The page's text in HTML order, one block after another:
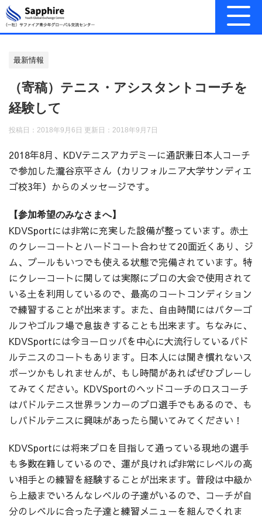
最新情報
（寄稿）テニス・アシスタントコーチを
経験して
投稿日：2018年9月6日 更新日： 2018年9月7日
2018年8月、KDVテニスアカデミーに通訳兼日本人コーチ
で参加した瀧谷京平さん（カリフォルニア大学サンディエ
ゴ校3年）からのメッセージです。
【参加希望のみなさまへ】
KDVSportには非常に充実した設備が整っています。赤土
のクレーコートとハードコート合わせて20面近くあり、ジ
ム、プールもいつでも使える状態で完備されています。特
にクレーコートに関しては実際にプロの大会で使用されて
いる土を利用しているので、最高のコートコンディション
で練習することが出来ます。また、自由時間にはパターゴ
ルフやゴルフ場で息抜きすることも出来ます。ちなみに、
KDVSportには今ヨーロッパを中心に大流行しているパド
ルテニスのコートもあります。日本人には聞き慣れないス
ポーツかもしれませんが、もし時間があればぜひプレーし
てみてください。KDVSportのヘッドコーチのロスコーチ
はパドルテニス世界ランカーのプロ選手でもあるので、も
しパドルテニスに興味があったら聞いてみてください！
KDVSportには将来プロを目指して通っている現地の選手
も多数在籍しているので、運が良ければ非常にレベルの高
い相手との練習を経験することが出来ます。普段は中級か
ら上級までいろんなレベルの子達がいるので、コーチが自
分のレベルに合った子達と練習メニューを組んでくれま